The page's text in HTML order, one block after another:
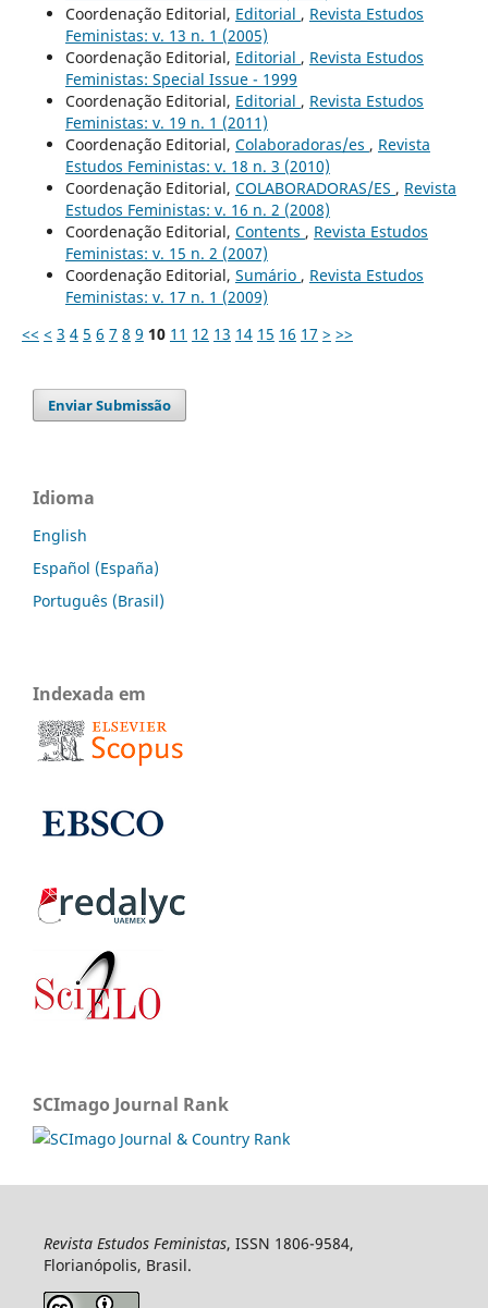
Coordenação Editorial, Editorial , Revista Estudos
Feministas: v. 13 n. 1 (2005)
Coordenação Editorial, Editorial , Revista Estudos
Feministas: Special Issue - 1999
Coordenação Editorial, Editorial , Revista Estudos
Feministas: v. 19 n. 1 (2011)
Coordenação Editorial, Colaboradoras/es , Revista
Estudos Feministas: v. 18 n. 3 (2010)
Coordenação Editorial, COLABORADORAS/ES , Revista
Estudos Feministas: v. 16 n. 2 (2008)
Coordenação Editorial, Contents , Revista Estudos
Feministas: v. 15 n. 2 (2007)
Coordenação Editorial, Sumário , Revista Estudos
Feministas: v. 17 n. 1 (2009)
<< < 3 4 5 6 7 8 9 10 11 12 13 14 15 16 17 > >>
Enviar Submissão
Idioma
English
Español (España)
Português (Brasil)
Indexada em
SCImago Journal Rank
Revista Estudos Feministas, ISSN 1806-9584,
Florianópolis, Brasil.